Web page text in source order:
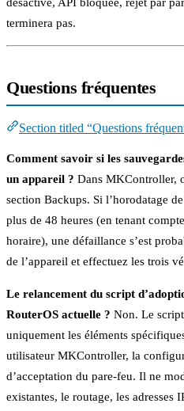
terminera pas.
Questions fréquentes
Section titled “Questions
Comment savoir si les
un appareil ? Dans MKController,
section Backups. Si l’horodatage
plus de 48 heures (en tenant
horaire), une défaillance s’est
de l’appareil et effectuez les trois
Le relancement du script
RouterOS actuelle ? Non. Le
uniquement les éléments
utilisateur MKController, la
d’acceptation du pare-feu. Il ne
existantes, le routage, les adresses